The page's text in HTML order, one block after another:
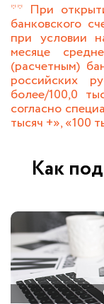
** При
банковского
при условии
месяце
(расчетным)
российских
более/100,0
согласно
тысяч +», «100
Как